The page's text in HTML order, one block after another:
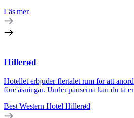
Läs mer
Hillerød
Hotellet erbjuder flertalet rum för att
föreläsningar. Under pauserna kan du ta
Best Western Hotel Hillerød